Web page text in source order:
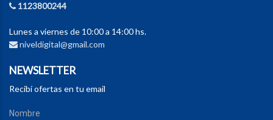
1123800244
Lunes a viernes de 10:00 a 14:00 hs.
niveldigital@gmail.com
NEWSLETTER
Recibí ofertas en tu email